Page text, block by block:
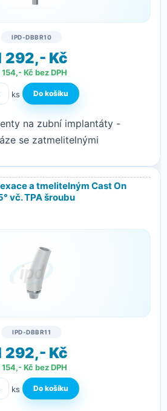
IPD-DBBR10
292,- Kč
154,- Kč bez DPH
ks
na zubní implantáty -
se zatmelitelnými
a tmelitelným Cast On
vč. TPA šroubu
IPD-DBBR11
292,- Kč
154,- Kč bez DPH
ks